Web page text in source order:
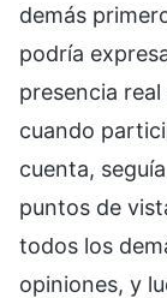
demás
podría
presencia
cuando
cuenta,
puntos de
todos los
opiniones, y